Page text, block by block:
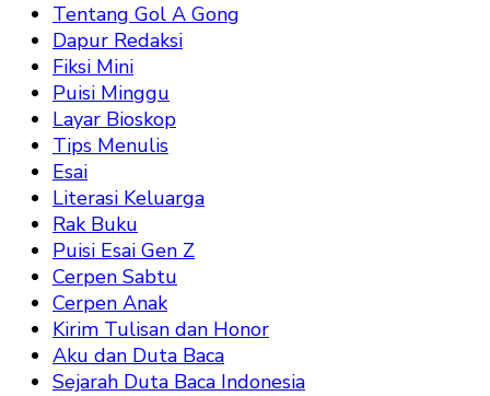
Tentang Gol A Gong
Dapur Redaksi
Fiksi Mini
Puisi Minggu
Layar Bioskop
Tips Menulis
Esai
Literasi Keluarga
Rak Buku
Puisi Esai Gen Z
Cerpen Sabtu
Cerpen Anak
Kirim Tulisan dan Honor
Aku dan Duta Baca
Sejarah Duta Baca Indonesia